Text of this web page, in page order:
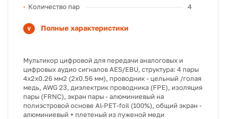
Количество пар 4
Полные характеристики
Мультикор цифровой для передачи аналоговых и
цифровых аудио сигналов AES/EBU, структура: 4 пары
4х2х0.26 мм2 (2х0.56 мм), проводник - цельный /голая
медь, AWG 23, диэлектрик проводника (FPE), изоляция
пары (FRNC), экран пары - алюминиевый на
полиэстровой основе Al-PET-foil (100%), общий экран -
алюминиевый + плетеный из луженой меди